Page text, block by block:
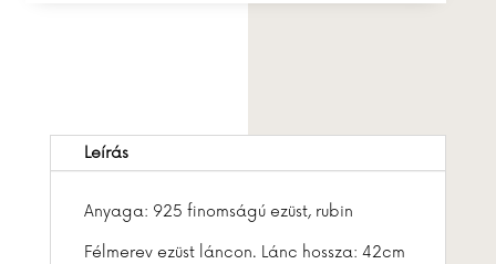
Leírás
Anyaga: 925 finomságú ezüst, rubin
Félmerev ezüst láncon. Lánc hossza: 42cm